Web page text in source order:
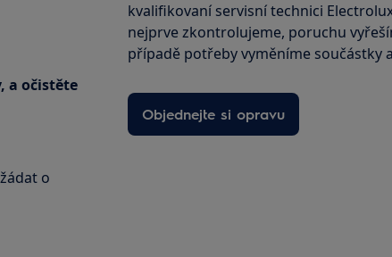
a očistěte
o
kvalifikovaní servisní technici
nejprve zkontrolujeme, poruchu
případě potřeby vyměníme součástky
Objednejte si opravu